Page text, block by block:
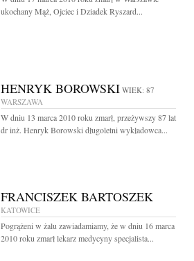
ukochany Mąż, Ojciec i Dziadek Ryszard...
HENRYK BOROWSKI WIEK: 87
WARSZAWA
W dniu 13 marca 2010 roku zmarł, przeżywszy 87 lat
dr inż. Henryk Borowski długoletni wykładowca...
FRANCISZEK BARTOSZEK
KATOWICE
Pogrążeni w żalu zawiadamiamy, że w dniu 16 marca
2010 roku zmarł lekarz medycyny specjalista...